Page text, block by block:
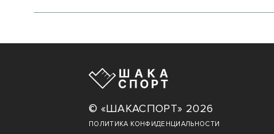
© «ШАКАСПОРТ» 2026
ПОЛИТИКА КОНФИДЕНЦИАЛЬНОСТИ